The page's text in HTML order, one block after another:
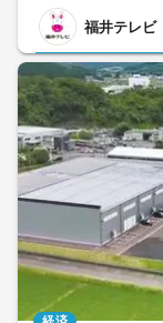
福井テレビ